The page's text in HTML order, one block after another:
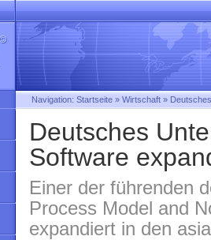
Deutsches
Software
Einer der führenden
Process Model and
expandiert in den
Navigation: Startseite » Wirtschaft »